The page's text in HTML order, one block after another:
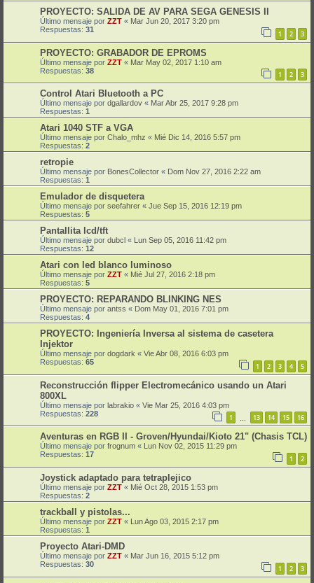
PROYECTO: SALIDA DE AV PARA SEGA GENESIS II
Último mensaje por ZZT « Mar Jun 20, 2017 3:20 pm
Respuestas: 31 1 2 3
PROYECTO: GRABADOR DE EPROMS
Último mensaje por ZZT « Mar May 02, 2017 1:10 am
Respuestas: 38 1 2 3
Control Atari Bluetooth a PC
Último mensaje por dgallardov « Mar Abr 25, 2017 9:28 pm
Respuestas: 1
Atari 1040 STF a VGA
Último mensaje por Chalo_mhz « Mié Dic 14, 2016 5:57 pm
Respuestas: 2
retropie
Último mensaje por BonesCollector « Dom Nov 27, 2016 2:22 am
Respuestas: 1
Emulador de disquetera
Último mensaje por seefahrer « Jue Sep 15, 2016 12:19 pm
Respuestas: 5
Pantallita lcd/tft
Último mensaje por dubcl « Lun Sep 05, 2016 11:42 pm
Respuestas: 12
Atari con led blanco luminoso
Último mensaje por ZZT « Mié Jul 27, 2016 2:18 pm
Respuestas: 5
PROYECTO: REPARANDO BLINKING NES
Último mensaje por antss « Dom May 01, 2016 7:01 pm
Respuestas: 4
PROYECTO: Ingeniería Inversa al sistema de casetera
Injektor
Último mensaje por dogdark « Vie Abr 08, 2016 6:03 pm
Respuestas: 65 1 2 3 4 5
Reconstrucción flipper Electromecánico usando un Atari
800XL
Último mensaje por labrakio « Vie Mar 25, 2016 4:03 pm
Respuestas: 228 1 13 14 15 16
Aventuras en RGB II - Groven/Hyundai/Kioto 21" (Chasis TCL)
Último mensaje por frognum « Lun Nov 02, 2015 11:29 pm
Respuestas: 17 1 2
Joystick adaptado para tetraplejico
Último mensaje por ZZT « Mié Oct 28, 2015 1:53 pm
Respuestas: 2
trackball y pistolas...
Último mensaje por ZZT « Lun Ago 03, 2015 2:17 pm
Respuestas: 1
Proyecto Atari-DMD
Último mensaje por ZZT « Mar Jun 16, 2015 5:12 pm
Respuestas: 30 1 2 3